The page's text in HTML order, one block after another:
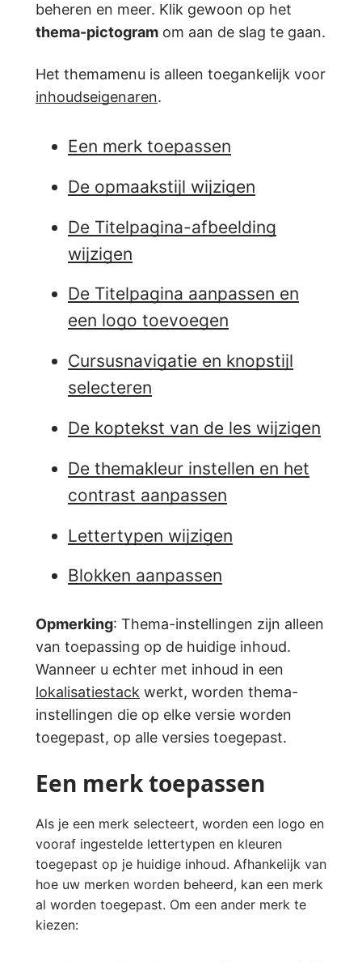
beheren en meer. Klik gewoon op het
thema-pictogram om aan de slag te gaan.
Het themamenu is alleen toegankelijk voor
inhoudseigenaren.
Een merk toepassen
De opmaakstijl wijzigen
De Titelpagina-afbeelding
wijzigen
De Titelpagina aanpassen en
een logo toevoegen
Cursusnavigatie en knopstijl
selecteren
De koptekst van de les wijzigen
De themakleur instellen en het
contrast aanpassen
Lettertypen wijzigen
Blokken aanpassen
Opmerking: Thema-instellingen zijn alleen
van toepassing op de huidige inhoud.
Wanneer u echter met inhoud in een
lokalisatiestack werkt, worden thema-
instellingen die op elke versie worden
toegepast, op alle versies toegepast.
Een merk toepassen
Als je een merk selecteert, worden een logo en
vooraf ingestelde lettertypen en kleuren
toegepast op je huidige inhoud. Afhankelijk van
hoe uw merken worden beheerd, kan een merk
al worden toegepast. Om een ander merk te
kiezen: